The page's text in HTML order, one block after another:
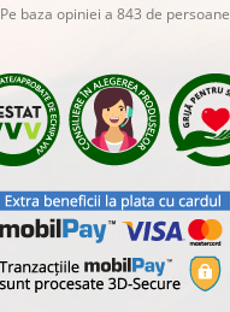
Pe baza opiniei a 843 de persoane